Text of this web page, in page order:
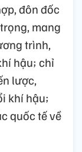
đôn đốc
mang
trình,
hậu; chỉ
lược,
khí hậu;
quốc tế về